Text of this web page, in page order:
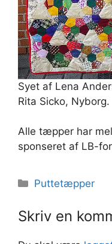
Syet af Lena
Rita Sicko, Nyborg.
Alle tæpper har
sponseret af LB-
Kategorier
Puttetæpper
Skriv en